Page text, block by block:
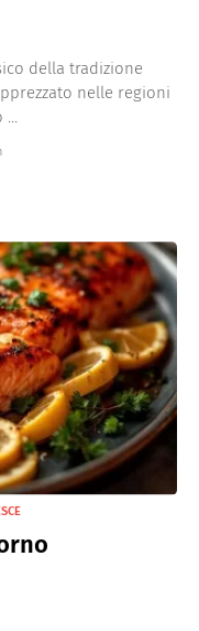
della tradizione
nelle regioni
...